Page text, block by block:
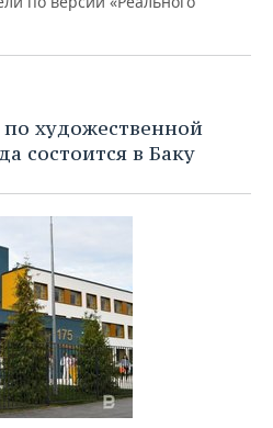
художественной
состоится в Баку